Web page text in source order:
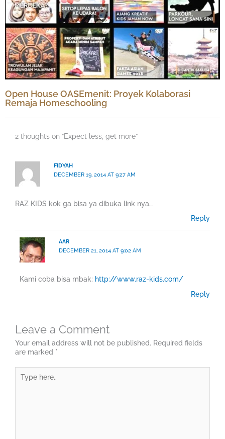
Open House OASEmenit: Proyek Kolaborasi
Remaja Homeschooling
2 thoughts on “Expect less, get more”
FIDYAH
DECEMBER 19, 2014 AT 9:27 AM
RAZ KIDS kok ga bisa ya dibuka link nya…
Reply
AAR
DECEMBER 21, 2014 AT 9:02 AM
Kami coba bisa mbak: http://www.raz-kids.com/
Reply
Leave a Comment
Your email address will not be published. Required fields
are marked *
here..